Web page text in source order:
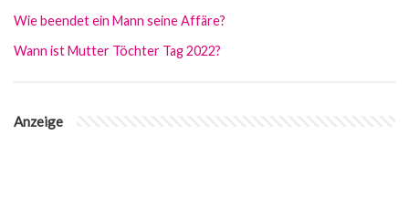
Wie beendet ein Mann seine Affäre?
Wann ist Mutter Töchter Tag 2022?
Anzeige